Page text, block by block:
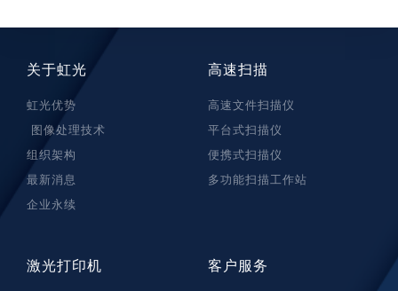
关于虹光
虹光优势
图像处理技术
组织架构
最新消息
企业永续
高速扫描
高速文件扫描仪
平台式扫描仪
便携式扫描仪
多功能扫描工作站
激光打印机 客户服务